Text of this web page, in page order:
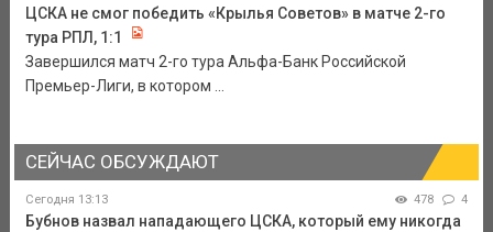
ЦСКА не смог победить «Крылья Советов» в матче 2-го
тура РПЛ, 1:1
Завершился матч 2-го тура Альфа-Банк Российской
Премьер-Лиги, в котором ...
СЕЙЧАС ОБСУЖДАЮТ
Сегодня 13:13 478 4
Бубнов назвал нападающего ЦСКА, который ему никогда